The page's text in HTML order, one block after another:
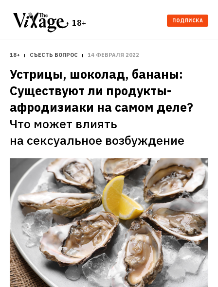
18+ ПОДПИСКА
18+ СЪЕСТЬ ВОПРОС 14 ФЕВРАЛЯ 2022
Устрицы, шоколад, бананы:
Существуют ли продукты-
афродизиаки на самом деле?
Что может влиять
на сексуальное возбуждение